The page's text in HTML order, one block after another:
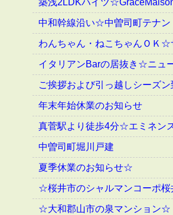
中和幹線沿い☆中曽司町テナン
わんちゃん・ねこちゃんＯＫ☆
イタリアンBarの居抜き☆ニュ
ご挨拶および引っ越しシーズ
年末年始休業のお知らせ
真菅駅より徒歩4分☆エミネン
中曽司町堀川戸建
夏季休業のお知らせ☆
☆桜井市のシャルマンコーポ
☆大和郡山市の泉マンション☆